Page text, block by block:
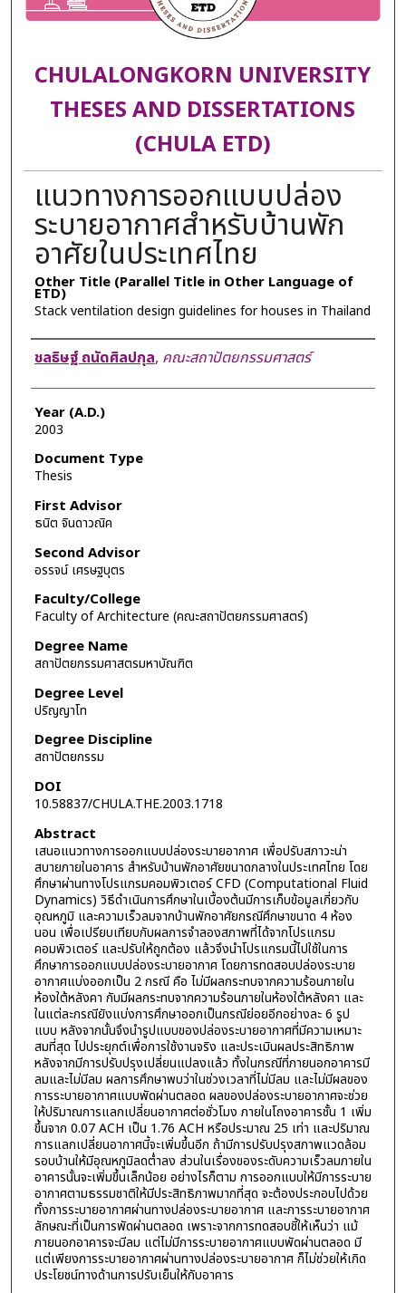
CHULALONGKORN UNIVERSITY
THESES AND DISSERTATIONS
(CHULA ETD)
แนวทางการออกแบบปล่อง
ระบายอากาศสำหรับบ้านพัก
อาศัยในประเทศไทย
Other Title (Parallel Title in Other Language of
ETD)
Stack ventilation design guidelines for houses in Thailand
Author
ชลธิษฐ์ ถนัดศิลปกุล, คณะสถาปัตยกรรมศาสตร์
Year (A.D.)
2003
Document Type
Thesis
First Advisor
ธนิต จินดาวณิค
Second Advisor
อรรจน์ เศรษฐบุตร
Faculty/College
Faculty of Architecture (คณะสถาปัตยกรรมศาสตร์)
Degree Name
สถาปัตยกรรมศาสตรมหาบัณฑิต
Degree Level
ปริญญาโท
Degree Discipline
สถาปัตยกรรม
DOI
10.58837/CHULA.THE.2003.1718
Abstract
เสนอแนวทางการออกแบบปล่องระบายอากาศ เพื่อปรับสภาวะน่า
สบายภายในอาคาร สำหรับบ้านพักอาศัยขนาดกลางในประเทศไทย โดย
ศึกษาผ่านทางโปรแกรมคอมพิวเตอร์ CFD (Computational Fluid
Dynamics) วิธีดำเนินการศึกษาในเบื้องต้นมีการเก็บข้อมูลเกี่ยวกับ
อุณหภูมิ และความเร็วลมจากบ้านพักอาศัยกรณีศึกษาขนาด 4 ห้อง
นอน เพื่อเปรียบเทียบกับผลการจำลองสภาพที่ได้จากโปรแกรม
คอมพิวเตอร์ และปรับให้ถูกต้อง แล้วจึงนำโปรแกรมนี้ไปใช้ในการ
ศึกษาการออกแบบปล่องระบายอากาศ โดยการทดสอบปล่องระบาย
อากาศแบ่งออกเป็น 2 กรณี คือ ไม่มีผลกระทบจากความร้อนภายใน
ห้องใต้หลังคา กับมีผลกระทบจากความร้อนภายในห้องใต้หลังคา และ
ในแต่ละกรณียังแบ่งการศึกษาออกเป็นกรณีย่อยอีกอย่างละ 6 รูป
แบบ หลังจากนั้นจึงนำรูปแบบของปล่องระบายอากาศที่มีความเหมาะ
สมที่สุด ไปประยุกต์เพื่อการใช้งานจริง และประเมินผลประสิทธิภาพ
หลังจากมีการปรับปรุงเปลี่ยนแปลงแล้ว ทั้งในกรณีที่ภายนอกอาคารมี
ลมและไม่มีลม ผลการศึกษาพบว่าในช่วงเวลาที่ไม่มีลม และไม่มีผลของ
การระบายอากาศแบบพัดผ่านตลอด ผลของปล่องระบายอากาศจะช่วย
ให้ปริมาณการแลกเปลี่ยนอากาศต่อชั่วโมง ภายในโถงอาคารชั้น 1 เพิ่ม
ขึ้นจาก 0.07 ACH เป็น 1.76 ACH หรือประมาณ 25 เท่า และปริมาณ
การแลกเปลี่ยนอากาศนี้จะเพิ่มขึ้นอีก ถ้ามีการปรับปรุงสภาพแวดล้อม
รอบบ้านให้มีอุณหภูมิลดต่ำลง ส่วนในเรื่องของระดับความเร็วลมภายใน
อาคารนั้นจะเพิ่มขึ้นเล็กน้อย อย่างไรก็ตาม การออกแบบให้มีการระบาย
อากาศตามธรรมชาติให้มีประสิทธิภาพมากที่สุด จะต้องประกอบไปด้วย
ทั้งการระบายอากาศผ่านทางปล่องระบายอากาศ และการระบายอากาศ
ลักษณะที่เป็นการพัดผ่านตลอด เพราะจากการทดสอบชี้ให้เห็นว่า แม้
ภายนอกอาคารจะมีลม แต่ไม่มีการระบายอากาศแบบพัดผ่านตลอด มี
แต่เพียงการระบายอากาศผ่านทางปล่องระบายอากาศ ก็ไม่ช่วยให้เกิด
ประโยชน์ทางด้านการปรับเย็นให้กับอาคาร